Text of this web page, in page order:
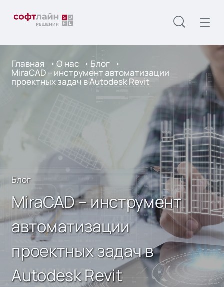
Главная О нас Блог
MiraCAD – инструмент автоматизации
проектных задач в Autodesk Revit
Блог
MiraCAD – инструмент
автоматизации
проектных задач в
Autodesk Revit